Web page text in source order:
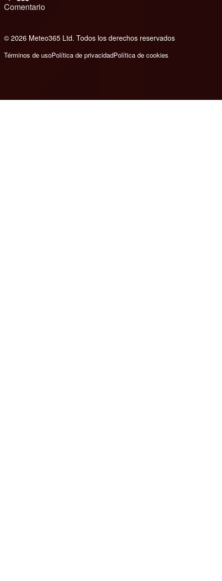
Comentario
© 2026 Meteo365 Ltd. Todos los derechos reservados
Términos de usoPolítica de privacidadPolítica de cookies